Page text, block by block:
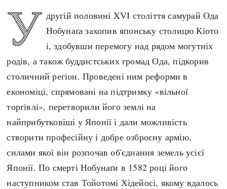
Людина і суспільство
Наука, освіта і техніка
Особистості
Подорожі і відкриття
Політика
Релігія
Розваги і дозвілля
Спорт
Чудеса світу
Регіони
Австралія
Хронологія
Античні часи
Темні віки
Високе Середньовіччя
Пізнє Середньовіччя
Нова історія
Новітня історія
Наш час
Індекси
Нові статті
У другій половині XVI століття самурай Ода
Нобунаґа захопив японську столицю Кіото
і, здобувши перемогу над рядом могутніх
родів, а також буддистських громад Ода, підкорив
столичний регіон. Проведені ним реформи в
економіці, спрямовані на підтримку «вільної
торгівлі», перетворили його землі на
найприбутковіші у Японії і дали можливість
створити професійну і добре озброєну армію,
силами якої він розпочав об'єднання земель усієї
Японії. По смерті Нобунаґи в 1582 році його
наступником став Тойотомі Хідейосі, якому вдалось